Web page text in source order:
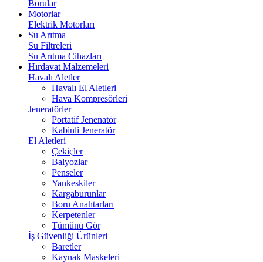
Borular
Motorlar
Elektrik Motorları
Su Arıtma
Su Filtreleri
Su Arıtma Cihazları
Hırdavat Malzemeleri
Havalı Aletler
Havalı El Aletleri
Hava Kompresörleri
Jeneratörler
Portatif Jenenatör
Kabinli Jeneratör
El Aletleri
Çekiçler
Balyozlar
Penseler
Yankeskiler
Kargaburunlar
Boru Anahtarları
Kerpetenler
Tümünü Gör
İş Güvenliği Ürünleri
Baretler
Kaynak Maskeleri